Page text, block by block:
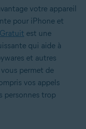
votre appareil
pour iPhone et
est une
qui aide à
et autres
permet de
vos appels
personnes trop